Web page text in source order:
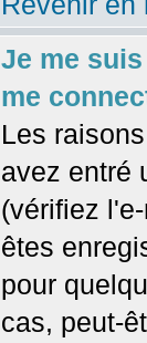
Je me
me
Les
avez entré
(vérifiez
êtes
pour
cas, peut-